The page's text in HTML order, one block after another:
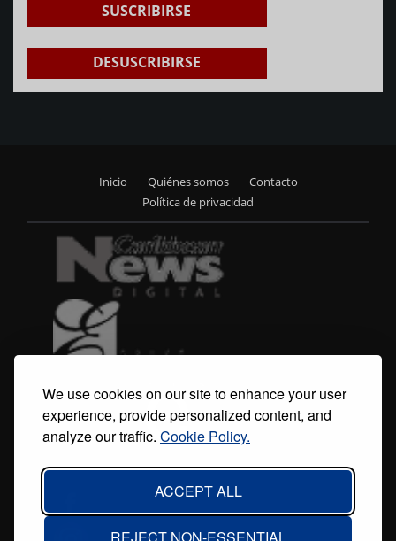
We use cookies on our site to enhance your user
experience, provide personalized content, and
analyze our traffic. Cookie Policy.
ACCEPT ALL
SUSCRIBIRSE
DESUSCRIBIRSE
menu
Inicio Quiénes somos
Contacto
Política de privacidad